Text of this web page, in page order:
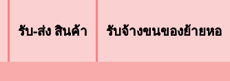
รับ-ส่ง สินค้า รับจ้างขนของย้ายหอ